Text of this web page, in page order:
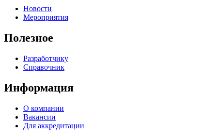
Новости
Мероприятия
Полезное
Разработчику
Справочник
Информация
О компании
Вакансии
Для аккредитации